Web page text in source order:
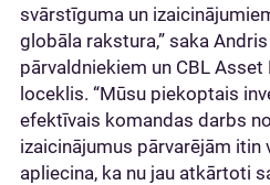
svārstīguma un
globāla rakstura,” saka
pārvaldniekiem un CBL
loceklis. “Mūsu piekoptais
efektīvais komandas darbs
izaicinājumus pārvarējām itin
apliecina, ka nu jau atkārtoti